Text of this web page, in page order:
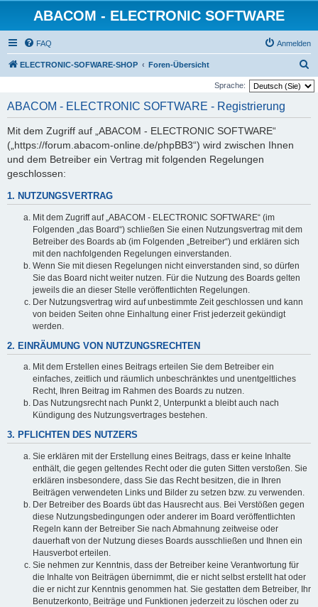
ABACOM - ELECTRONIC SOFTWARE
FAQ Anmelden
ELECTRONIC-SOFWARE-SHOP Foren-Übersicht
u
Sprache:
ABACOM - ELECTRONIC SOFTWARE - Registrierung
Mit dem Zugriff auf „ABACOM - ELECTRONIC SOFTWARE“
(„https://forum.abacom-online.de/phpBB3“) wird zwischen Ihnen
und dem Betreiber ein Vertrag mit folgenden Regelungen
geschlossen:
1. NUTZUNGSVERTRAG
Mit dem Zugriff auf „ABACOM - ELECTRONIC SOFTWARE“ (im
Folgenden „das Board“) schließen Sie einen Nutzungsvertrag mit dem
Betreiber des Boards ab (im Folgenden „Betreiber“) und erklären sich
mit den nachfolgenden Regelungen einverstanden.
Wenn Sie mit diesen Regelungen nicht einverstanden sind, so dürfen
Sie das Board nicht weiter nutzen. Für die Nutzung des Boards gelten
jeweils die an dieser Stelle veröffentlichten Regelungen.
Der Nutzungsvertrag wird auf unbestimmte Zeit geschlossen und kann
von beiden Seiten ohne Einhaltung einer Frist jederzeit gekündigt
werden.
2. EINRÄUMUNG VON NUTZUNGSRECHTEN
Mit dem Erstellen eines Beitrags erteilen Sie dem Betreiber ein
einfaches, zeitlich und räumlich unbeschränktes und unentgeltliches
Recht, Ihren Beitrag im Rahmen des Boards zu nutzen.
Das Nutzungsrecht nach Punkt 2, Unterpunkt a bleibt auch nach
Kündigung des Nutzungsvertrages bestehen.
3. PFLICHTEN DES NUTZERS
Sie erklären mit der Erstellung eines Beitrags, dass er keine Inhalte
enthält, die gegen geltendes Recht oder die guten Sitten verstoßen. Sie
erklären insbesondere, dass Sie das Recht besitzen, die in Ihren
Beiträgen verwendeten Links und Bilder zu setzen bzw. zu verwenden.
Der Betreiber des Boards übt das Hausrecht aus. Bei Verstößen gegen
diese Nutzungsbedingungen oder anderer im Board veröffentlichten
Regeln kann der Betreiber Sie nach Abmahnung zeitweise oder
dauerhaft von der Nutzung dieses Boards ausschließen und Ihnen ein
Hausverbot erteilen.
Sie nehmen zur Kenntnis, dass der Betreiber keine Verantwortung für
die Inhalte von Beiträgen übernimmt, die er nicht selbst erstellt hat oder
die er nicht zur Kenntnis genommen hat. Sie gestatten dem Betreiber, Ihr
Benutzerkonto, Beiträge und Funktionen jederzeit zu löschen oder zu